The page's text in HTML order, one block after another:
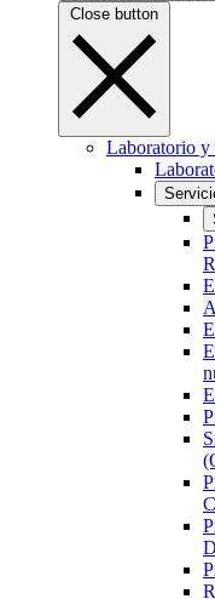
Close button
Laboratorio y